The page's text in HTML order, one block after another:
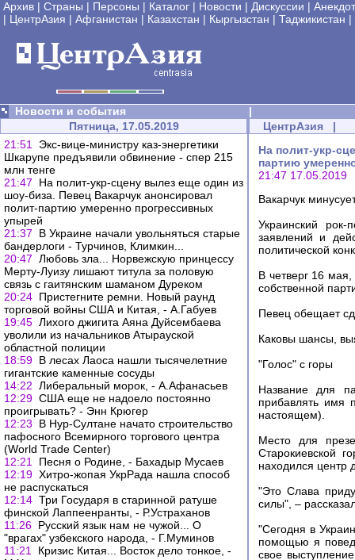
Архив | Страны | Персоны | Каталог | Новости | Дискуссии |
| ЦентрАзия | Афганистан | Казахстан | Кыргызстан | Таджикистан |
Новости и события
|
Пятница, 17.05.2019
21:51
Экс-вице-министру каз-энергетики
Шкарупе предъявили обвинение - спер 215
млн тенге
21:47
На полит-укр-сцену вылез еще один из
шоу-биза. Певец Вакарчук анонсировал
полит-партию умеренно прогрессивных
упырей
21:37
В Украине начали увольняться старые
бандерлоги - Турчинов, Климкин...
20:47 Любовь зла... Норвежскую принцессу
Мерту-Луизу лишают титула за половую
связь с гаитянским шаманом Дуреком
20:24 Пристегните ремни. Новый раунд
торговой войны США и Китая, - А.Габуев
19:45 Лихого джигита Аяна Дуйсембаева
уволили из начальников Атырауской
областной полиции
18:59 В лесах Лаоса нашли тысячелетние
гигантские каменные сосуды
14:22 Либеральный морок, - А.Афанасьев
12:29 США еще не надоело постоянно
проигрывать? - Энн Крюгер
12:23
В Нур-Султане начато строительство
пафосного Всемирного торгового центра
(World Trade Center)
12:21
Песня о Родине, - Бахадыр Мусаев
12:19 Хитро-жопая УкрРада нашла способ
не распускаться
12:14 Три Государя в старинной ратуше
финской Лаппеенранты, - Р.Устраханов
11:26 Русский язык нам не чужой... О
"врагах" узбекского народа, - Г.Муминов
11:21
Кризис Китая... Восток дело тонкое, -
ЦентрАзия |
На полит-укр-
партию
21:47 17.05.2019
Вакарчук
Украинский рок-
заявлений и
политической
В четверг 16
собственной
Певец обещает
Каковы шансы,
"Голос" с горы
Название для
прибавлять имя
настоящем).
Место для
Старокиевской
находился центр
"Это Слава
силы", –
"Сегодня в
помощью я
свое